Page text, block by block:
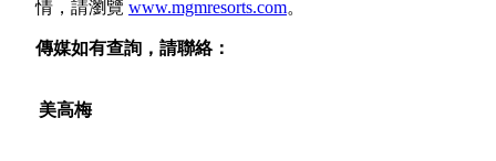
情，請瀏覽 www.mgmresorts.com。
傳媒如有查詢，請聯絡：
美高梅